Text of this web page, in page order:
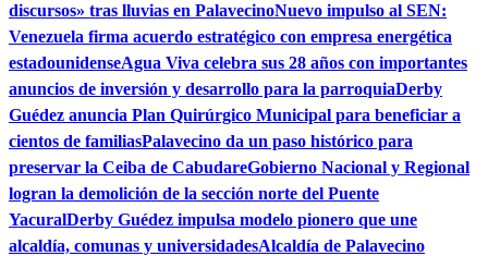
discursos» tras lluvias en PalavecinoNuevo impulso al SEN:
Venezuela firma acuerdo estratégico con empresa energética
estadounidenseAgua Viva celebra sus 28 años con importantes
anuncios de inversión y desarrollo para la parroquiaDerby
Guédez anuncia Plan Quirúrgico Municipal para beneficiar a
cientos de familiasPalavecino da un paso histórico para
preservar la Ceiba de CabudareGobierno Nacional y Regional
logran la demolición de la sección norte del Puente
YacuralDerby Guédez impulsa modelo pionero que une
alcaldía, comunas y universidadesAlcaldía de Palavecino